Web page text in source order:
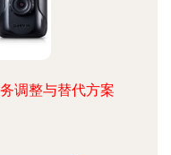
调整与替代方案